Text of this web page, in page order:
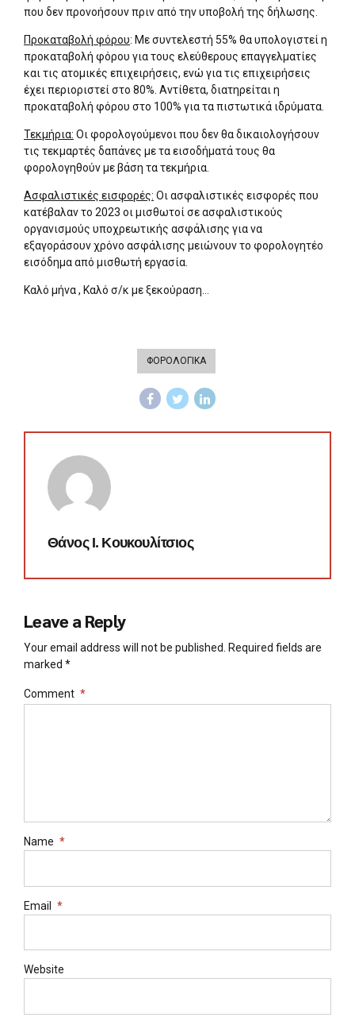
που δεν προνοήσουν πριν από την υποβολή της δήλωσης.
Προκαταβολή φόρου: Με συντελεστή 55% θα υπολογιστεί η
προκαταβολή φόρου για τους ελεύθερους επαγγελματίες
και τις ατομικές επιχειρήσεις, ενώ για τις επιχειρήσεις
έχει περιοριστεί στο 80%. Αντίθετα, διατηρείται η
προκαταβολή φόρου στο 100% για τα πιστωτικά ιδρύματα.
Τεκμήρια: Οι φορολογούμενοι που δεν θα δικαιολογήσουν
τις τεκμαρτές δαπάνες με τα εισοδήματά τους θα
φορολογηθούν με βάση τα τεκμήρια.
Ασφαλιστικές εισφορές: Οι ασφαλιστικές εισφορές που
κατέβαλαν το 2023 οι μισθωτοί σε ασφαλιστικούς
οργανισμούς υποχρεωτικής ασφάλισης για να
εξαγοράσουν χρόνο ασφάλισης μειώνουν το φορολογητέο
εισόδημα από μισθωτή εργασία.
Καλό μήνα , Καλό σ/κ με ξεκούραση…
ΦΟΡΟΛΟΓΙΚΑ
Θάνος Ι. Κουκουλίτσιος
Leave a Reply
Your email address will not be published. Required fields are
marked *
Comment *
Name *
Email *
Website